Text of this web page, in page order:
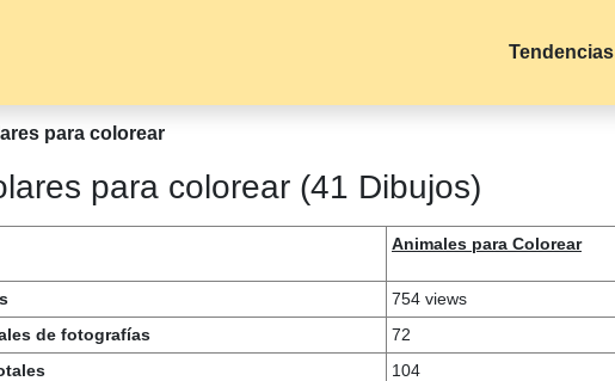
Tendencias
para colorear
para colorear (41 Dibujos)
Animales para Colorear
754 views
de fotografías
72
104